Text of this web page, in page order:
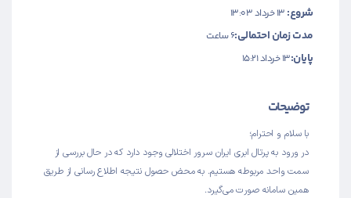
شروع:
مدت زمان احتمالی:6 ساعت
پایان:۱۳ خرداد ۱۵:۲۱
توضیحات
با سلام و احترام؛
در ورود به پرتال ابری ایران سرور اختلالی وجود دارد که در حال بررسی از
سمت واحد مربوطه هستیم. به محض حصول نتیجه اطلاع رسانی از طریق
همین سامانه صورت می‌گیرد.